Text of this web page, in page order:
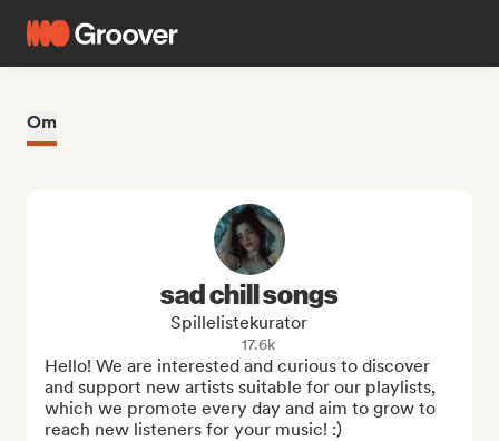
Om
sad chill songs
Spillelistekurator
17.6k
Hello! We are interested and curious to discover
and support new artists suitable for our playlists,
which we promote every day and aim to grow to
reach new listeners for your music! :)